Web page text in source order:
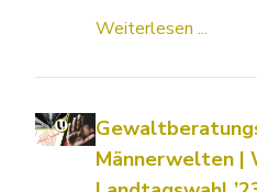
Weiterlesen ...
Männerwelten |